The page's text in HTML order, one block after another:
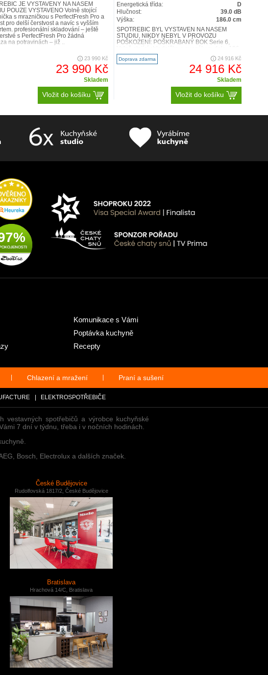
JE VYSTAVENÝ NA NAŠEM
POUZE VYSTAVENO Volně stojící
s mrazničkou s PerfectFresh Pro a
pro delší čerstvost a navíc s vyšším
profesionální skladování – ještě
s PerfectFresh Pro žádná
na potravinách – již ..
23 990 Kč
23 990 Kč
Skladem
Vložit do košíku
Energetická třída:
D
Hlučnost:
39.0 dB
Výška:
186.0 cm
SPOTŘEBIČ BYL VYSTAVEN NA NAŠEM
STUDIU, NIKDY NEBYL V PROVOZU
POŠKOZENÍ: POŠKRABANÝ BOK Serie 6,
x..
Doprava zdarma 24 916 Kč
24 916 Kč
Skladem
Vložit do košíku
Komunikace s Vámi
Poptávka kuchyně
Recepty
Chlazení a mražení Praní a sušení
ELEKTROSPOTŘEBIČE
vestavných spotřebičů a výrobce kuchyňské
7 dní v týdnu, třeba i v nočních hodinách.
Bosch, Electrolux a dalších značek.
České Budějovice
Rudolfovská 1817/2, České Budějovice
Bratislava
Hrachová 14/C, Bratislava